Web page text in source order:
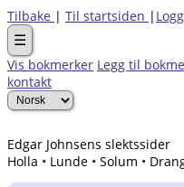
Tilbake | Til startsiden |
☰
Vis bokmerker Legg til
kontakt
Edgar Johnsens slektssider
Holla • Lunde • Solum •